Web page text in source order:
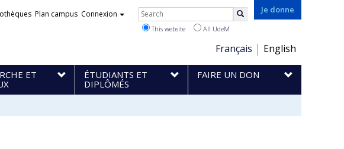
Je donne
Choix
de
la
langue
Français English
Plan campus Connexion Rechercher
This website All UdeM
ET
ÉTUDIANTS ET
DIPLÔMÉS
FAIRE UN DON